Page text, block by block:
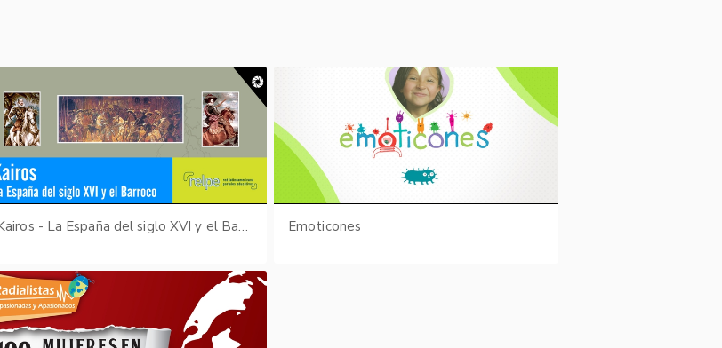
Kairos - La España del siglo XVI y el Barroco Emoticones